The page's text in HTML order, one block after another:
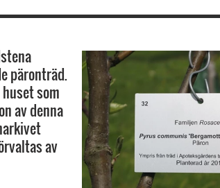
päronträd.
som
av denna
av